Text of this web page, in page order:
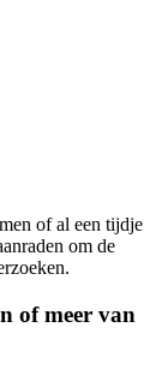
of al een tijdje
om de
of meer van